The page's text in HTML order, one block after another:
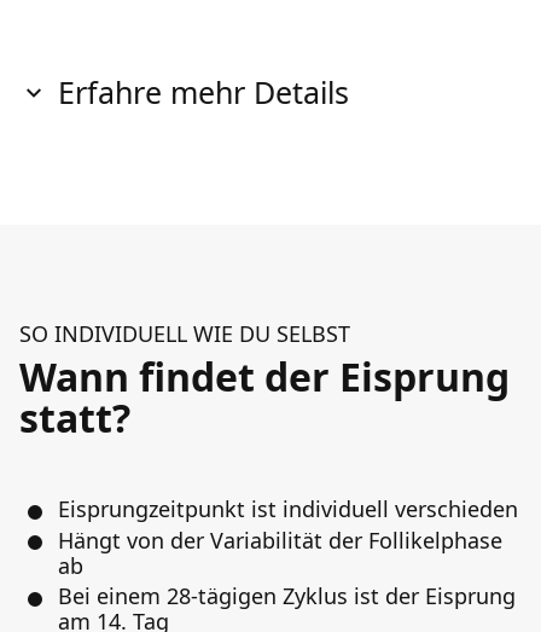
Erfahre mehr Details
SO INDIVIDUELL WIE DU SELBST
Wann findet der Eisprung
statt?
Eisprungzeitpunkt ist individuell verschieden
Hängt von der Variabilität der Follikelphase
ab
Bei einem 28-tägigen Zyklus ist der Eisprung
am 14. Tag